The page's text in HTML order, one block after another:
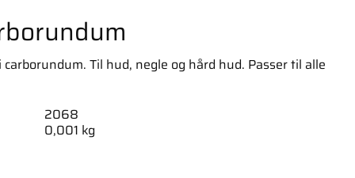
Til hud, negle og hård hud. Passer til alle
2068
0,001 kg